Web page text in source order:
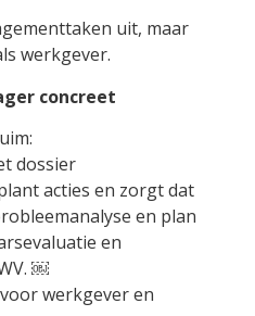
uit, maar
werkgever.
concreet
dossier
acties en zorgt dat
en plan
en
￼
werkgever en